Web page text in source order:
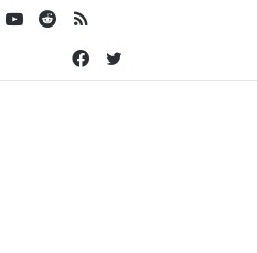
RSS
Reddit
YouTube
Pinterest
Facebook